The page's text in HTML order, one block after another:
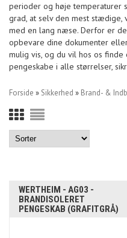
perioder og høje temperaturer
grad, at selv den mest
med en lang næse. Derfor er
opbevare dine dokumenter
mulig vis, og du vil hos os
pengeskabe i alle størrelser,
Forside » Sikkerhed » Brand- &
WERTHEIM - AG03 -
BRANDISOLERET
PENGESKAB (GRAFITGRÅ)